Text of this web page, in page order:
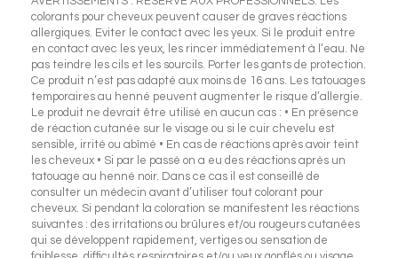
colorants pour cheveux peuvent causer de graves réactions
allergiques. Eviter le contact avec les yeux. Si le produit entre
en contact avec les yeux, les rincer immédiatement à l’eau. Ne
pas teindre les cils et les sourcils. Porter les gants de protection.
Ce produit n’est pas adapté aux moins de 16 ans. Les tatouages
temporaires au henné peuvent augmenter le risque d’allergie.
Le produit ne devrait être utilisé en aucun cas : • En présence
de réaction cutanée sur le visage ou si le cuir chevelu est
sensible, irrité ou abîmé • En cas de réactions après avoir teint
les cheveux • Si par le passé on a eu des réactions après un
tatouage au henné noir. Dans ce cas il est conseillé de
consulter un médecin avant d’utiliser tout colorant pour
cheveux. Si pendant la coloration se manifestent les réactions
suivantes : des irritations ou brûlures et/ou rougeurs cutanées
qui se développent rapidement, vertiges ou sensation de